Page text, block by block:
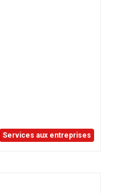
Services aux entreprises